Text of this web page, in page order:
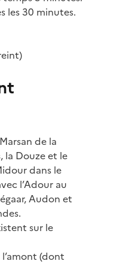
les 30 minutes.
de la
la Douze et le
dans le
l’Adour au
Audon et
sur le
(dont